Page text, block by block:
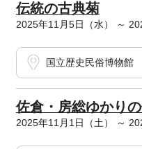
伝統の古典菊
2025年11月5日（水） ～
国立歴史民俗博物館
佐倉・房総ゆかり
2025年11月1日（土） ～